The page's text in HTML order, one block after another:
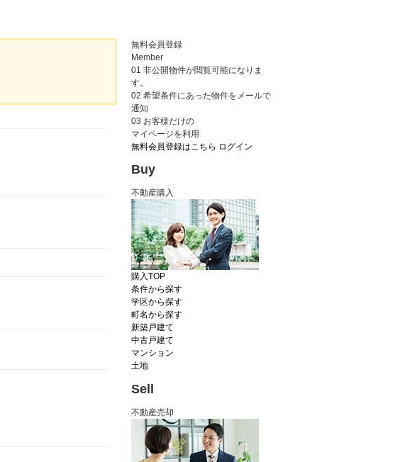
無料会員登録
Member
01 非公開物件が閲覧可能になりま
す。
02 希望条件にあった物件をメールで
通知
03 お客様だけの
マイページを利用
無料会員登録はこちら ログイン
Buy
不動産購入
購入TOP
条件から探す
学区から探す
町名から探す
新築戸建て
中古戸建て
マンション
土地
Sell
不動産売却